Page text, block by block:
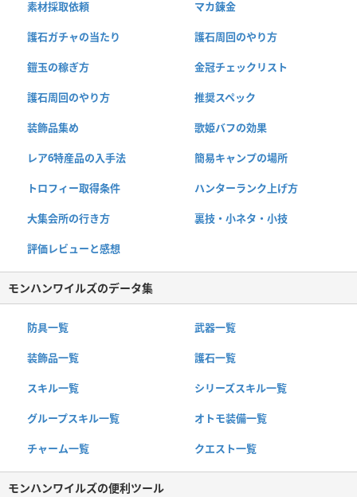
素材採取依頼 マカ錬金
護石ガチャの当たり 護石周回のやり方
鎧玉の稼ぎ方 金冠チェックリスト
護石周回のやり方 推奨スペック
装飾品集め 歌姫バフの効果
レア6特産品の入手法 簡易キャンプの場所
トロフィー取得条件 ハンターランク上げ方
大集会所の行き方 裏技・小ネタ・小技
評価レビューと感想
モンハンワイルズのデータ集
防具一覧 武器一覧
装飾品一覧 護石一覧
スキル一覧 シリーズスキル一覧
グループスキル一覧 オトモ装備一覧
チャーム一覧 クエスト一覧
モンハンワイルズの便利ツール